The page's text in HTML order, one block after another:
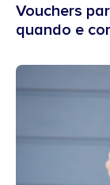
Vouchers
quando e